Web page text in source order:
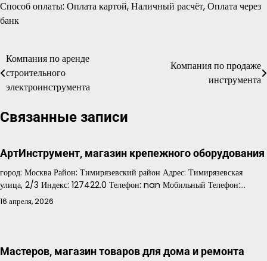
Способ оплаты: Оплата картой, Наличный расчёт, Оплата через
банк
Навигация
по
Компания по аренде
строительного
электроинструмента
Компания по продаже
инструмента
Связанные записи
АртИнструмент, магазин крепежного оборудования
город: Москва Район: Тимирязевский район Адрес: Тимирязевская
улица, 2/3 Индекс: 127422.0 Телефон: nan Мобильный Телефон:…
16 апреля, 2026
Мастеров, магазин товаров для дома и ремонта